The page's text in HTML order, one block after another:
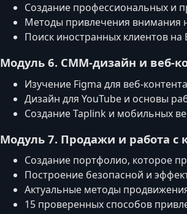
Создание профессиональных и
Методы привлечения внимания
Поиск иностранных клиентов на
Модуль 6. СММ‑дизайн и веб-
Изучение Figma для веб-
Дизайн для YouTube и основы
Создание Taplink и мобильных
Модуль 7. Продажи и работа с
Создание портфолио, которое
Построение безопасной и
Актуальные методы
15 проверенных способов